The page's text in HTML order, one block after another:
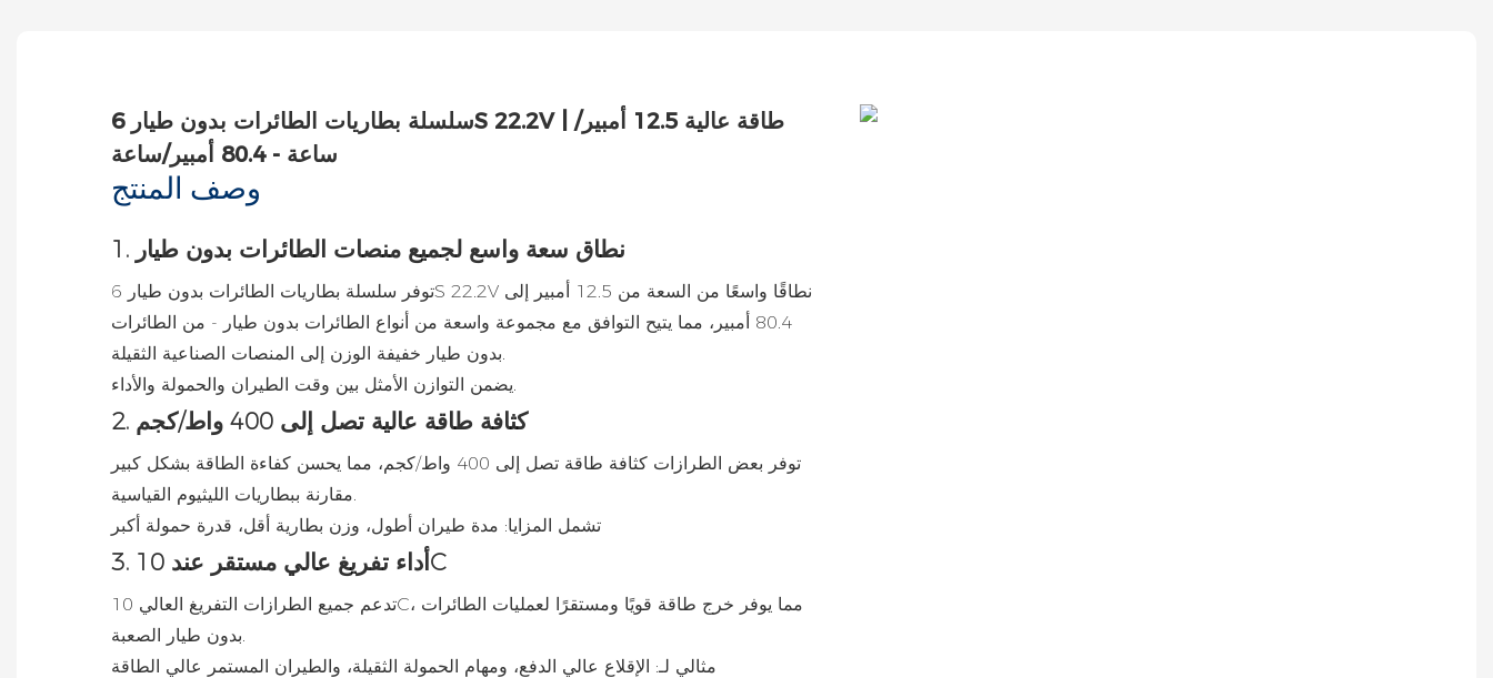
سلسلة بطاريات الطائرات بدون طيار 6S 22.2V | طاقة عالية 12.5 أمبير/
ساعة - 80.4 أمبير/ساعة
وصف المنتج
1. نطاق سعة واسع لجميع منصات الطائرات بدون طيار
توفر سلسلة بطاريات الطائرات بدون طيار 6S 22.2V نطاقًا واسعًا من السعة من 12.5 أمبير إلى
80.4 أمبير، مما يتيح التوافق مع مجموعة واسعة من أنواع الطائرات بدون طيار - من الطائرات
2. كثافة طاقة عالية تصل إلى 400 واط/كجم
توفر بعض الطرازات كثافة طاقة تصل إلى 400 واط/كجم، مما يحسن كفاءة الطاقة بشكل كبير
تشمل المزايا: مدة طيران أطول، وزن بطارية أقل، قدرة حمولة أكبر
3. أداء تفريغ عالي مستقر عند 10C
تدعم جميع الطرازات التفريغ العالي 10C، مما يوفر خرج طاقة قويًا ومستقرًا لعمليات الطائرات
مثالي لـ: الإقلاع عالي الدفع، ومهام الحمولة الثقيلة، والطيران المستمر عالي الطاقة